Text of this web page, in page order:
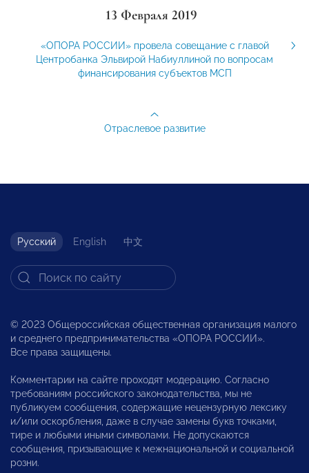
13 Февраля 2019
«ОПОРА РОССИИ» провела совещание с главой
Центробанка Эльвирой Набиуллиной по вопросам
финансирования субъектов МСП
Отраслевое развитие
Русский English 中文
© 2023 Общероссийская общественная организация малого
и среднего предпринимательства «ОПОРА РОССИИ».
Все права защищены.
Комментарии на сайте проходят модерацию. Согласно
требованиям российского законодательства, мы не
публикуем сообщения, содержащие нецензурную лексику
и/или оскорбления, даже в случае замены букв точками,
тире и любыми иными символами. Не допускаются
сообщения, призывающие к межнациональной и социальной
розни.